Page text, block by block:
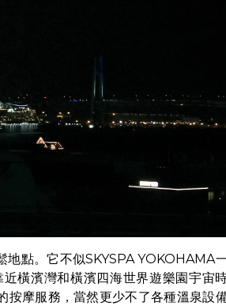
地點。它不似SKYSPA YOKOHAMA
橫濱灣和橫濱四海世界遊樂園宇宙
按摩服務，當然更少不了各種溫泉設